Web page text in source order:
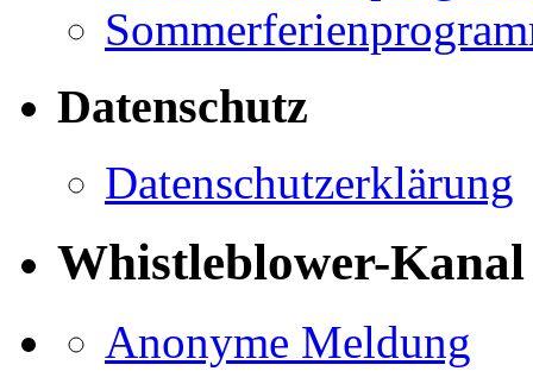
Datenschutz
Datenschutzerklärung
Whistleblower-Kanal
Anonyme Meldung